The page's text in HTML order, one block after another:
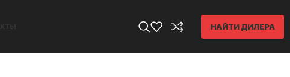
НАЙТИ ДИЛЕРА